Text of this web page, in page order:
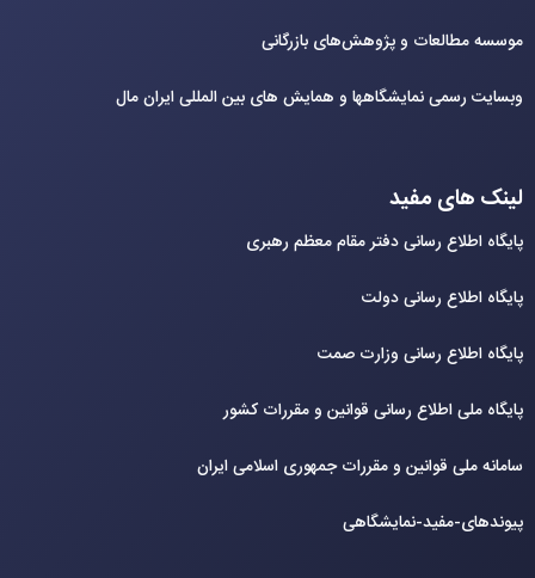
موسسه مطالعات و پژوهش‌های بازرگانی
وبسایت رسمی نمایشگاهها و همایش های بین‌ المللی ایران مال
لینک های مفید
پایگاه اطلاع رسانی دفتر مقام معظم رهبری
پایگاه اطلاع رسانی دولت
پایگاه اطلاع رسانی وزارت صمت
پایگاه ملی اطلاع رسانی قوانین و مقررات کشور
سامانه ملی قوانین و مقررات جمهوری اسلامی ایران
پیوندهای-مفید-نمایشگاهی